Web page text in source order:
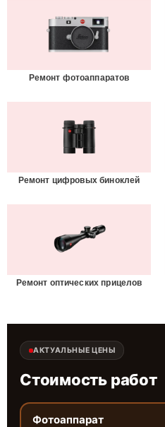
Ремонт фотоаппаратов
Ремонт цифровых биноклей
Ремонт оптических прицелов
АКТУАЛЬНЫЕ ЦЕНЫ
Стоимость работ
Фотоаппарат